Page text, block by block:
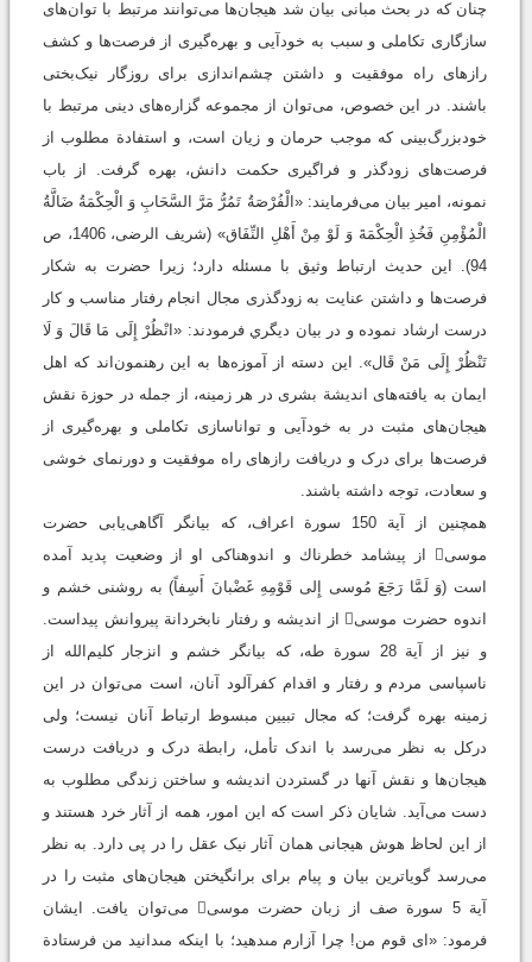
چنان که در بحث مبانی بیان شد هیجان‌ها می‌توانند مرتبط با توان‌های
سازگاری تکاملی و سبب به خود‌آیی و بهره‌گیری از فرصت‌ها و کشف
رازهای راه موفقیت و داشتن چشم‌اندازی برای روزگار نیک‌بختی
باشند. در این خصوص، می‌توان از مجموعه گزاره‌های دینی مرتبط با
خودبزرگ‌بینی که موجب حرمان و زیان است، و استفادة مطلوب از
فرصت‌های زودگذر و فراگیری حکمت دانش، بهره گرفت. از باب
نمونه، امیر بیان می‌فرمایند: «الْفُرْصَةُ تَمُرُّ مَرَّ السَّحَابِ وَ الْحِكْمَةُ ضَالَّةُ
الْمُؤْمِنِ فَخُذِ الْحِكْمَةَ وَ لَوْ مِنْ أَهْلِ النِّفَاق‏» (شریف الرضی، 1406، ص
94). این حدیث ارتباط وثیق با مسئله دارد؛ زیرا حضرت به شکار
فرصت‌ها و داشتن عنایت به زودگذری مجال انجام رفتار مناسب و کار
درست ارشاد نموده و در بیان دیگري فرمودند: «انْظُرْ إِلَى مَا قَالَ وَ لَا
تَنْظُرْ إِلَى مَنْ قَال‏». این دسته از آموزه‌ها به این رهنمون‌اند که اهل
ایمان به یافته‌های اندیشة بشری در هر زمینه، از جمله در حوزة نقش
هیجان‌های مثبت در به خود‌آیی و تواناسازی تکاملی و بهره‌گیری از
فرصت‌ها برای درک و دریافت راز‌های راه موفقیت و دورنمای خوشی
و سعادت، توجه داشته باشند.
همچنین از آیة 150 سورة‌ اعراف، که بیانگر آگاهى‌یابی حضرت
موسی از پيشامد خطرناك‏ و اندوهناكی او از وضعیت پديد آمده
است (وَ لَمَّا رَجَعَ مُوسى‏ إِلى‏ قَوْمِهِ غَضْبانَ أَسِفاً) به ‌روشنی خشم و
اندوه حضرت موسی از اندیشه و رفتار نابخردانة پیروانش پیداست.
و نیز از آیة 28 سورة طه، که بیانگر خشم و انزجار کلیم‌الله از
ناسپاسی مردم و رفتار و اقدام کفرآلود آنان، است می‌توان در اين
زمينه بهره گرفت؛ که مجال تبیین مبسوط ارتباط آنان نیست؛ ولی
درکل به نظر می‌رسد با اندک تأمل، رابطة درک و دریافت درست
هیجان‌ها و نقش آنها در گستردن اندیشه و ساختن زندگی مطلوب به
دست می‌آید. شایان‌ ذکر است که این امور، همه از آثار خرد هستند و
از این لحاظ هوش هیجانی همان آثار نیک عقل را در پی ‌دارد. به نظر
می‌رسد گویا‌ترین بیان و پیام برای برانگیختن هیجان‌های مثبت را در
آیة 5 سورة صف از زبان حضرت موسی می‌توان یافت. ایشان
فرمود: «اى قوم من! چرا آزارم مى‏دهيد؛ با اینکه مى‏دانيد من فرستادة